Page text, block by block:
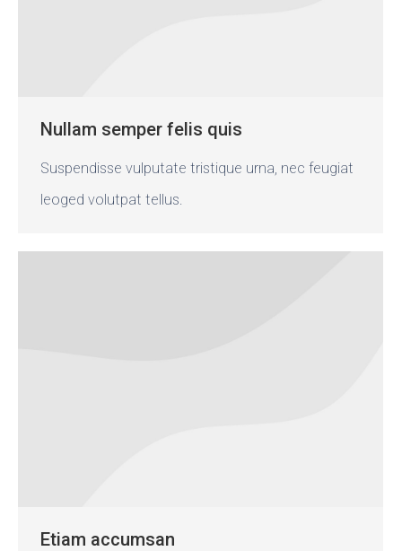
Nullam semper felis quis
Suspendisse vulputate tristique urna, nec feugiat
leoged volutpat tellus.
Etiam accumsan